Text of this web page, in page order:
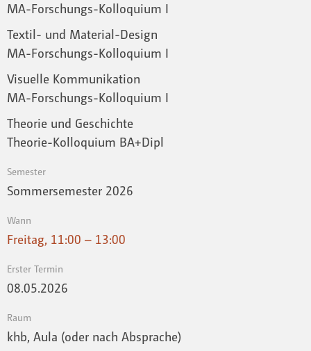
MA-Forschungs-Kolloquium I
Textil- und Material-Design
MA-Forschungs-Kolloquium I
Visuelle Kommunikation
MA-Forschungs-Kolloquium I
Theorie und Geschichte
Theorie-Kolloquium BA+Dipl
Semester
Sommersemester 2026
Wann
Freitag, 11:00 – 13:00
Erster Termin
08.05.2026
Raum
khb, Aula (oder nach Absprache)